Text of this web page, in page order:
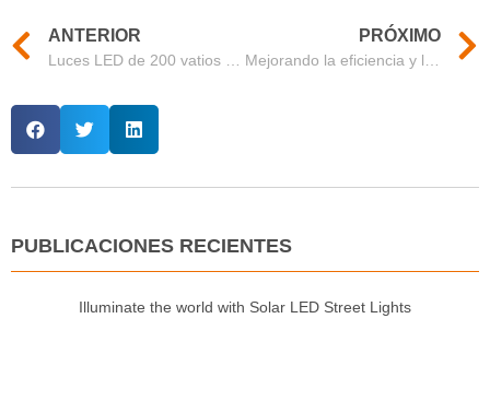
ANTERIOR PRÓXIMO
PUBLICACIONES RECIENTES
Illuminate the world with Solar LED Street Lights